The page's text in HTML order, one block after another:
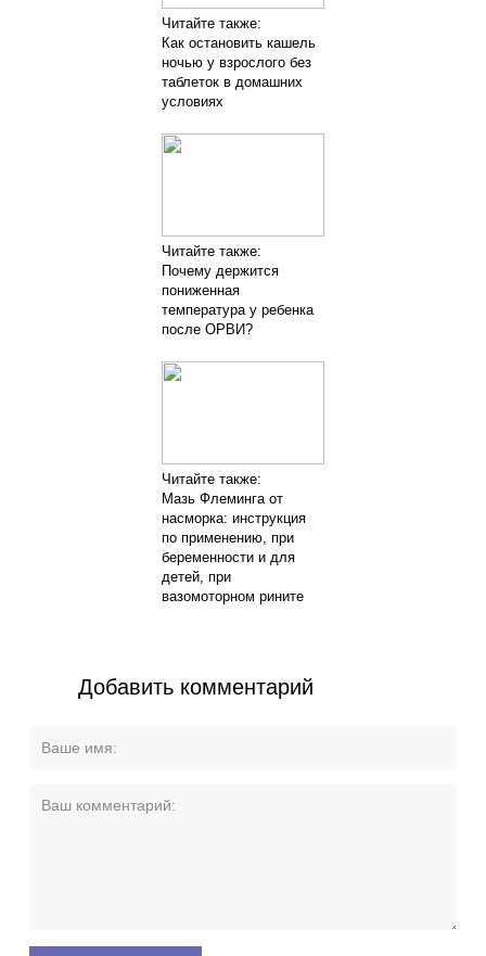
Читайте также:
Как остановить кашель
ночью у взрослого без
таблеток в домашних
условиях
Читайте также:
Почему держится
пониженная
температура у ребенка
после ОРВИ?
Читайте также:
Мазь Флеминга от
насморка: инструкция
по применению, при
беременности и для
детей, при
вазомоторном рините
Добавить комментарий